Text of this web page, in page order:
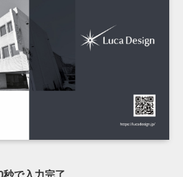
秒で入力完了